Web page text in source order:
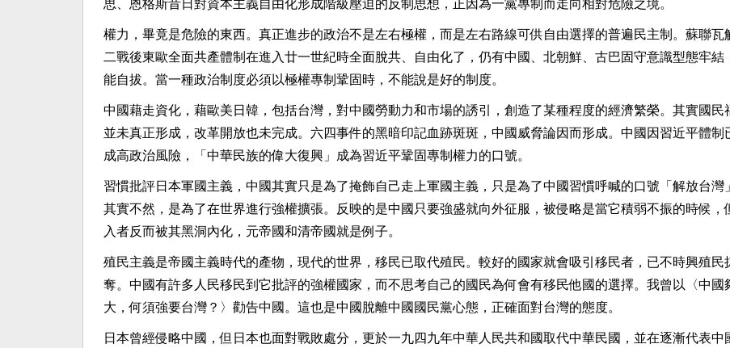
思、恩格斯昔日對資本主義自由化形成階級壓迫的反制思想，正因為一黨專制而走向相對危險之境。
權力，畢竟是危險的東西。真正進步的政治不是左右極權，而是左右路線可供自由選擇的普遍民主制。蘇聯瓦
二戰後東歐全面共產體制在進入廿一世紀時全面脫共、自由化了，仍有中國、北朝鮮、古巴固守意識型態牢結
能自拔。當一種政治制度必須以極權專制鞏固時，不能說是好的制度。
中國藉走資化，藉歐美日韓，包括台灣，對中國勞動力和市場的誘引，創造了某種程度的經濟繁榮。其實國民
並未真正形成，改革開放也未完成。六四事件的黑暗印記血跡斑斑，中國威脅論因而形成。中國因習近平體制
成高政治風險，「中華民族的偉大復興」成為習近平鞏固專制權力的口號。
習慣批評日本軍國主義，中國其實只是為了掩飾自己走上軍國主義，只是為了中國習慣呼喊的口號「解放台灣
其實不然，是為了在世界進行強權擴張。反映的是中國只要強盛就向外征服，被侵略是當它積弱不振的時候，
入者反而被其黑洞內化，元帝國和清帝國就是例子。
殖民主義是帝國主義時代的產物，現代的世界，移民已取代殖民。較好的國家就會吸引移民者，已不時興殖民
奪。中國有許多人民移民到它批評的強權國家，而不思考自己的國民為何會有移民他國的選擇。我曾以〈中國
大，何須強要台灣？〉勸告中國。這也是中國脫離中國國民黨心態，正確面對台灣的態度。
日本曾經侵略中國，但日本也面對戰敗處分，更於一九四九年中華人民共和國取代中華民國，並在逐漸代表中